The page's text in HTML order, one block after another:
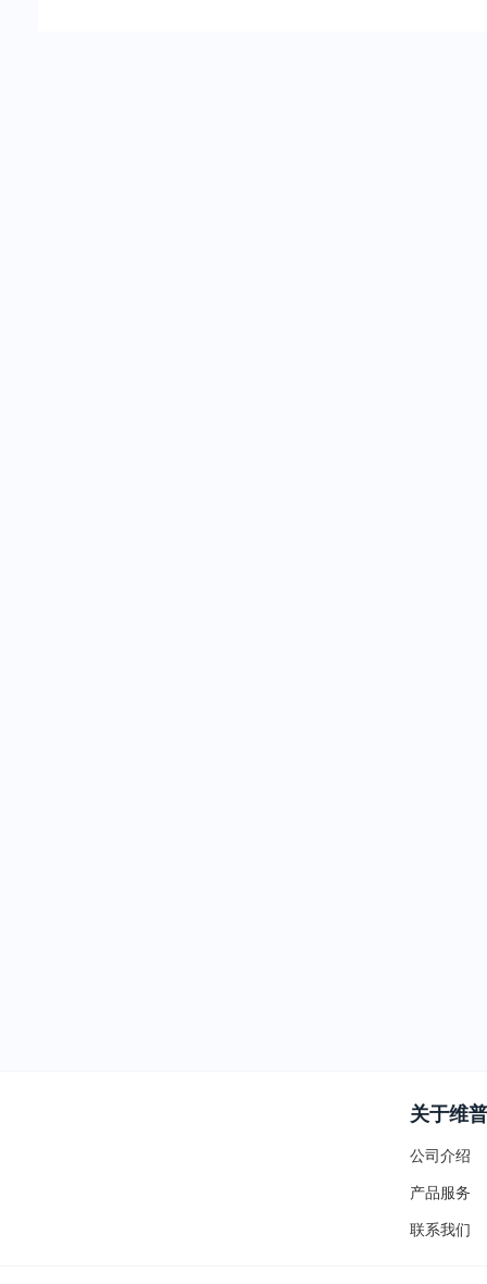
关于维普
公司介绍
产品服务
联系我们